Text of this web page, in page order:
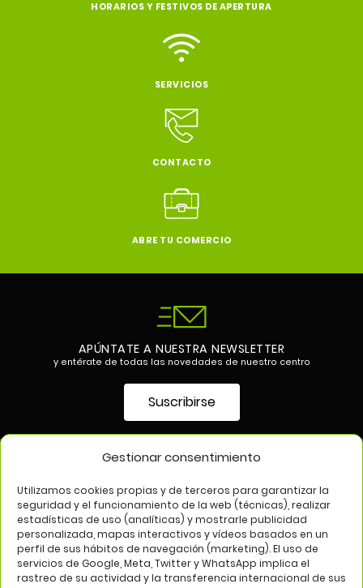
Gestionar consentimiento
Utilizamos cookies propias y de terceros para garantizar la
seguridad y el funcionamiento de la web (técnicas), realizar
estadísticas de uso (analíticas) y mostrarle publicidad
personalizada, mapas interactivos y vídeos basados en un
perfil de sus hábitos de navegación (marketing). El uso de
servicios de Google, Meta, Twitter y WhatsApp implica el
rastreo de su actividad y la transferencia internacional de sus
HORARIOS Y FESTIVOS DE APERTURA
SERVICIOS
CONTACTO
ABRE TU COMERCIO
APÚNTATE A NUESTRA NEWSLETTER
y entérate de todas las novedades de nuestro centro
Suscribirse